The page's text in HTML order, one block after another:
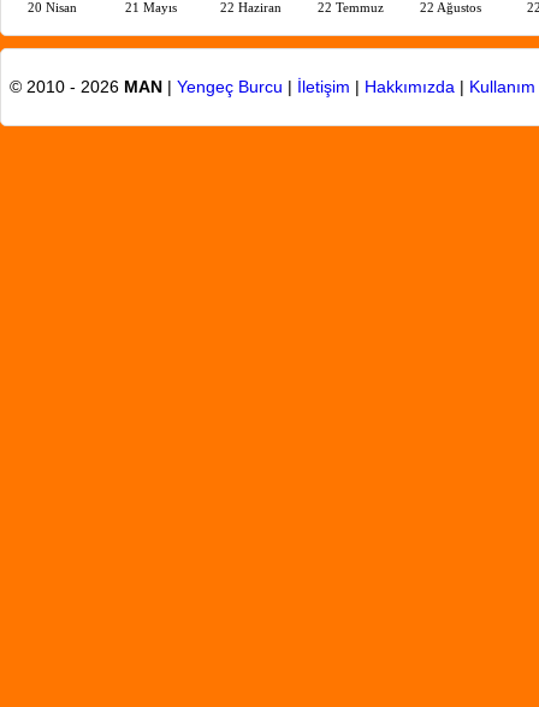
20 Nisan
21 Mayıs
22 Haziran
22 Temmuz
22 Ağustos
© 2010 - 2026 MAN | Yengeç Burcu | İletişim | Hakkımızda |